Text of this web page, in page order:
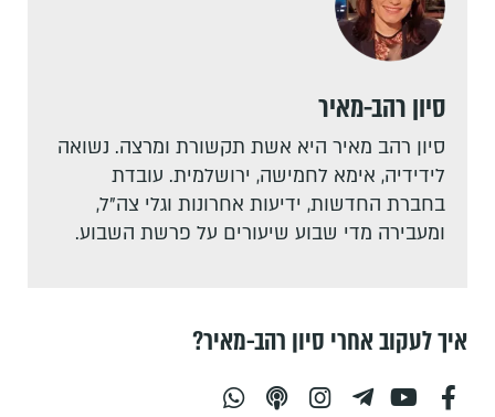
סיון רהב-מאיר
סיון רהב מאיר היא אשת תקשורת ומרצה. נשואה
לידידיה, אימא לחמישה, ירושלמית. עובדת
בחברת החדשות, ידיעות אחרונות וגלי צה"ל,
ומעבירה מדי שבוע שיעורים על פרשת השבוע.
איך לעקוב אחרי סיון רהב-מאיר?